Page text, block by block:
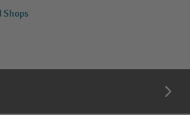
Shops